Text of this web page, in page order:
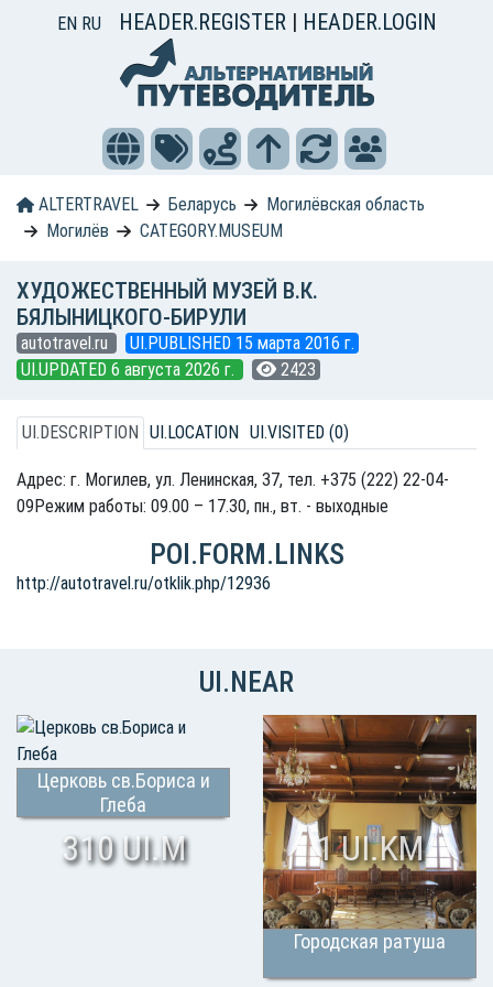
EN RU HEADER.REGISTER | HEADER.LOGIN
ALTERTRAVEL Беларусь
Могилёвская область
Могилёв
CATEGORY.MUSEUM
ХУДОЖЕСТВЕННЫЙ МУЗЕЙ В.К.
БЯЛЫНИЦКОГО-БИРУЛИ
autotravel.ru
UI.PUBLISHED 15 марта 2016 г.
UI.UPDATED 6 августа 2026 г.
2423
UI.DESCRIPTION UI.LOCATION UI.VISITED (0)
Адрес: г. Могилев, ул. Ленинская, 37, тел. +375 (222) 22-04-
09Режим работы: 09.00 – 17.30, пн., вт. - выходные
POI.FORM.LINKS
http://autotravel.ru/otklik.php/12936
UI.NEAR
Церковь св.Бориса и
Глеба
310 UI.M
Городская ратуша
1 UI.KM